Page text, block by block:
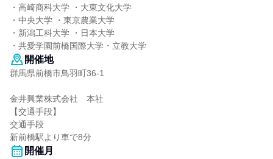
・高崎商科大学 ・大東文化大学
・中央大学 ・東京農業大学
・新潟工科大学 ・日本大学
・共愛学園前橋国際大学・立教大学
開催地
群馬県前橋市鳥羽町36-1
金井興業株式会社 本社
【交通手段】
交通手段
新前橋駅より車で8分
開催月